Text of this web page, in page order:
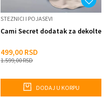
STEZNICI I POJASEVI
Cami Secret dodatak za dekolte
499,00 RSD
1.599,00RSD
DODAJ U KORPU